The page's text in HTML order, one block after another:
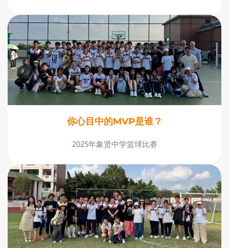
你心目中的MVP是谁？
2025年象贤中学篮球比赛